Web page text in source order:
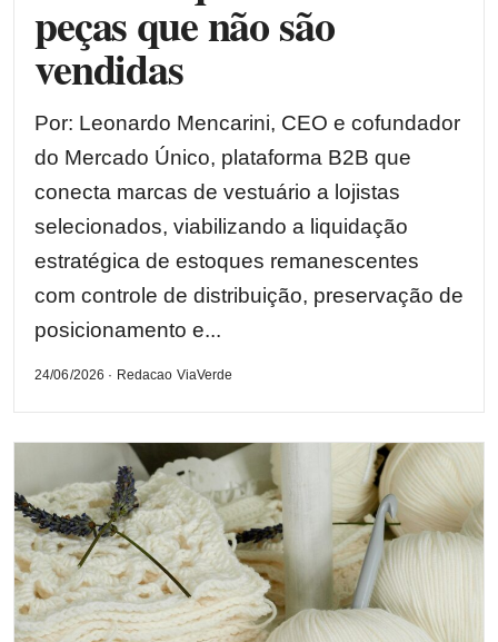
peças que não são
vendidas
Por: Leonardo Mencarini, CEO e cofundador
do Mercado Único, plataforma B2B que
conecta marcas de vestuário a lojistas
selecionados, viabilizando a liquidação
estratégica de estoques remanescentes
com controle de distribuição, preservação de
posicionamento e...
24/06/2026 · Redacao ViaVerde